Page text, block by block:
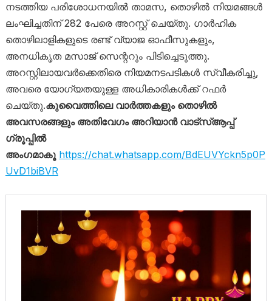
നടത്തിയ പരിശോധനയിൽ താമസ, തൊഴിൽ നിയമങ്ങൾ
ലംഘിച്ചതിന് 282 പേരെ അറസ്റ്റ് ചെയ്തു. ഗാർഹിക
തൊഴിലാളികളുടെ രണ്ട് വ്യാജ ഓഫീസുകളും,
അനധികൃത മസാജ് സെന്ററും പിടിച്ചെടുത്തു.
അറസ്റ്റിലായവർക്കെതിരെ നിയമനടപടികൾ സ്വീകരിച്ചു,
അവരെ യോഗ്യതയുള്ള അധികാരികൾക്ക് റഫർ
ചെയ്തു.കുവൈത്തിലെ വാർത്തകളും തൊഴിൽ
അവസരങ്ങളും അതിവേഗം അറിയാൻ വാട്സ്ആപ്പ്
ഗ്രൂപ്പിൽ
അംഗമാകൂ https://chat.whatsapp.com/BdEUVYckn5p0P
UvD1biBVR